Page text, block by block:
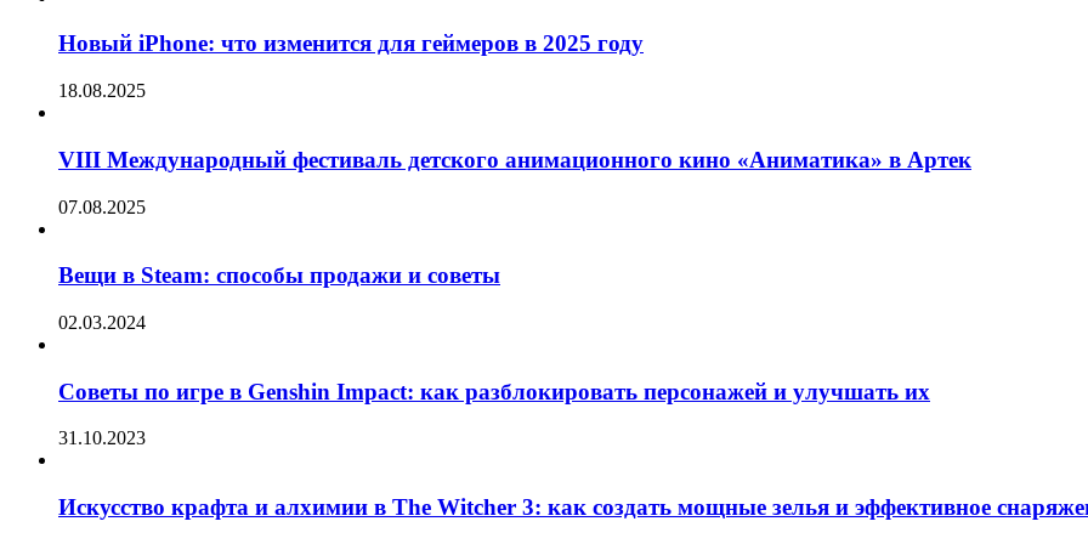
Новый iPhone: что изменится для геймеров в 2025 году
18.08.2025
VIII Международный фестиваль детского анимационного кино «Аниматика» в Артек
07.08.2025
Вещи в Steam: способы продажи и советы
02.03.2024
Советы по игре в Genshin Impact: как разблокировать персонажей и улучшать их
31.10.2023
Искусство крафта и алхимии в The Witcher 3: как создать мощные зелья и эффективное